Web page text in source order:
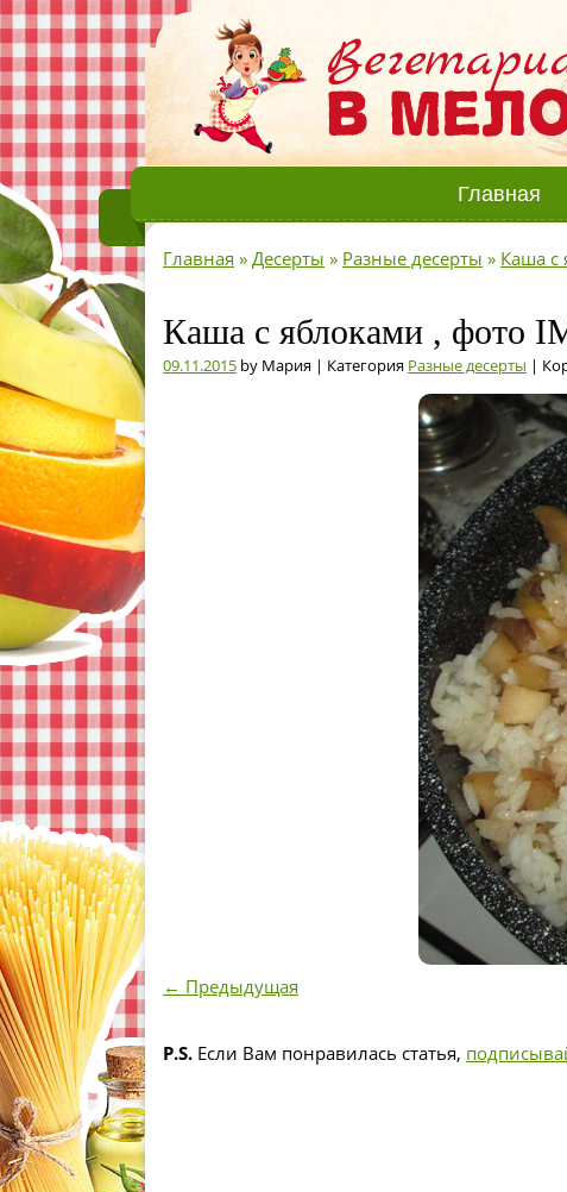
Главная
Главная » Десерты » Разные десерты » Каша с
Каша с яблоками , фото
09.11.2015 by Мария | Категория Разные десерты |
← Предыдущая
P.S. Если Вам понравилась статья,